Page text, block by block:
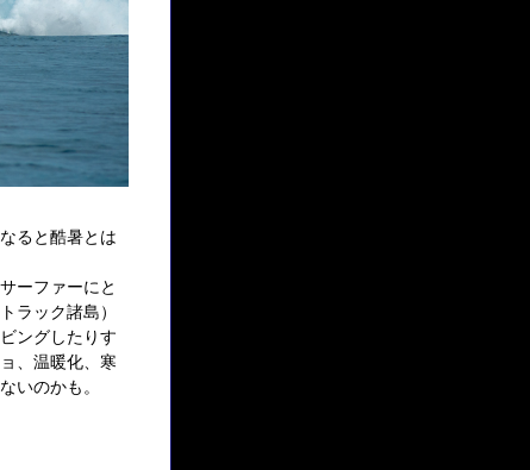
ると酷暑とは
ーファーにと
ラック諸島）
ングしたりす
、温暖化、寒
いのかも。